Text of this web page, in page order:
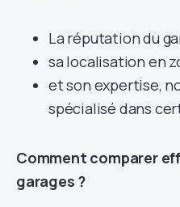
La réputation du
sa localisation en
et son expertise,
spécialisé dans
Comment comparer
garages ?